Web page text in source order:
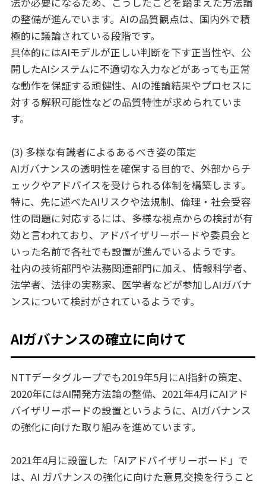
の整備が進んでいます。AIの品質観点は、国内外で積
極的に議論されている段階です。
具体的にはAIモデルが正しい判断を下す正当性や、公
開したAIシステムに不適切な入力などがあっても正常
な動作を保証する頑健性、AIの推論結果やプロセスに
対する解釈可能性などの品質特性が求められていま
す。
(3) 多様な有識者によるあるべき姿の策定
AIガバナンスの透明性を確保する目的で、外部からチ
ェックやアドバイスを受けられる体制を構築します。
特に、先に述べたAIリスクや法規制、倫理・社会受容
性の問題に対応するには、多様な視点からの検討が有
効と言われており、アドバイザリーボードや委員会と
いった名前で各社でも設置が進んでいるようです。
社内の技術部門や法務関連部門に加え、情報科学者、
法学者、法律の実務家、医学者などが参加しAIガバナ
ンスについて検討がされているようです。
AIガバナンスの確立に向けて
NTTデータグループでも2019年5月にAI指針の策定、
2020年にはAI開発方法論の整備、2021年4月にAIアド
バイザリーボードの設置というように、AIガバナンス
の強化に向けた取り組みを進めています。
2021年4月に設置した「AIアドバイザリーボード」で
は、AI ガバナンスの強化に向けた意見交換を行うこと